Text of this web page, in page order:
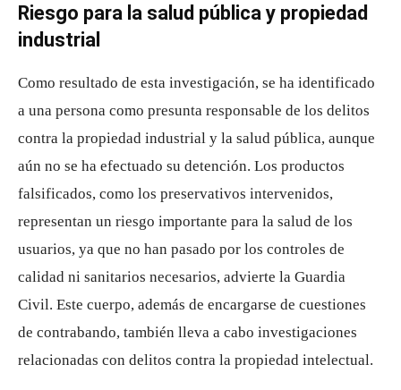
Riesgo para la salud pública y propiedad
industrial
Como resultado de esta investigación, se ha identificado
a una persona como presunta responsable de los delitos
contra la propiedad industrial y la salud pública, aunque
aún no se ha efectuado su detención. Los productos
falsificados, como los preservativos intervenidos,
representan un riesgo importante para la salud de los
usuarios, ya que no han pasado por los controles de
calidad ni sanitarios necesarios, advierte la Guardia
Civil. Este cuerpo, además de encargarse de cuestiones
de contrabando, también lleva a cabo investigaciones
relacionadas con delitos contra la propiedad intelectual.